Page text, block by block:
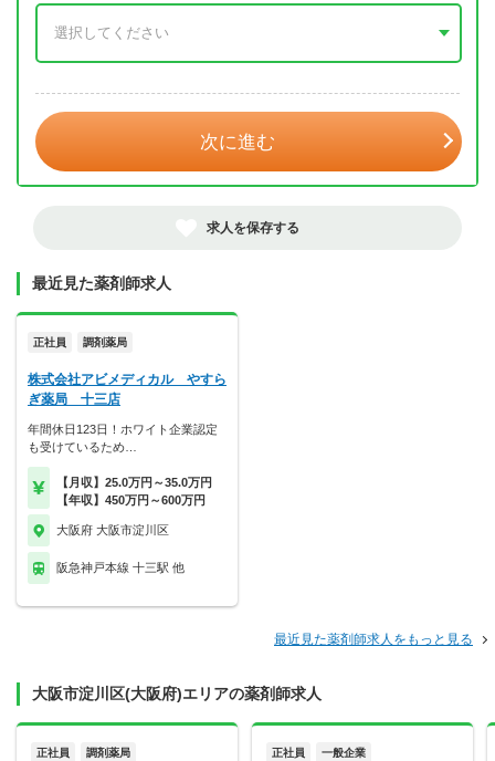
次に進む
求人を保存する
最近見た薬剤師求人
正社員 調剤薬局
株式会社アビメディカル やすら
ぎ薬局 十三店
年間休日123日！ホワイト企業認定
も受けているため…
【月収】25.0万円～35.0万円
【年収】450万円～600万円
大阪府 大阪市淀川区
阪急神戸本線 十三駅 他
最近見た薬剤師求人をもっと見る
大阪市淀川区(大阪府)エリアの薬剤師求人
正社員 調剤薬局 正社員 一般企業